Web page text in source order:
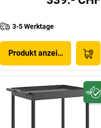
3-5 Werktage
Produkt anzeigen